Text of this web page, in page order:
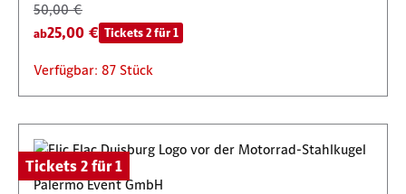
50,00 €
ab25,00 € Tickets 2 für 1
Verfügbar: 87 Stück
Tickets 2 für 1
Palermo Event GmbH